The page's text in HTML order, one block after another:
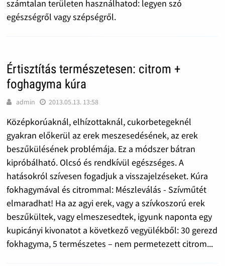
számtalan területen használhatod: legyen szó
egészségről vagy szépségről.
Értisztítás természetesen: citrom +
foghagyma kúra
admin 2013.05.13. 13:58
Középkorúaknál, elhízottaknál, cukorbetegeknél
gyakran előkerül az erek meszesedésének, az erek
beszűkülésének problémája. Ez a módszer bátran
kipróbálható. Olcsó és rendkívül egészséges. A
hatásokról szívesen fogadjuk a visszajelzéseket. Kúra
fokhagymával és citrommal: Mészleválás - Szívműtét
elmaradhat! Ha az agyi erek, vagy a szívkoszorú erek
beszűkültek, vagy elmeszesedtek, igyunk naponta egy
kupicányi kivonatot a következő vegyülékből: 30 gerezd
fokhagyma, 5 természetes – nem permetezett citrom...